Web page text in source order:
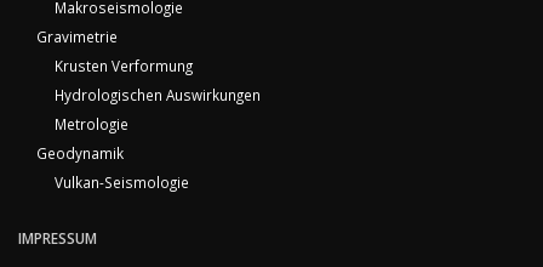
Makroseismologie
Gravimetrie
Krusten Verformung
Hydrologischen Auswirkungen
Metrologie
Geodynamik
Vulkan-Seismologie
IMPRESSUM